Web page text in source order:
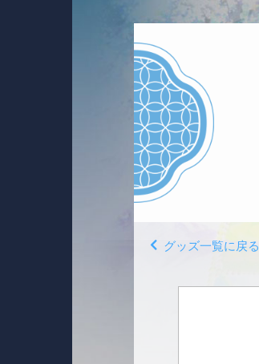
グッズ一覧に戻る